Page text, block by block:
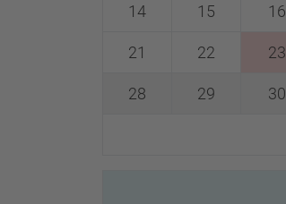
14 15 16
21 22 23
28 29 30